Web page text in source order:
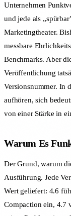
Unternehmen
und jede als
Marketingtheater.
messbare
Benchmarks. Aber
Veröffentlichung
Versionsnummer. In
aufhören, sich
von einer Stärke in
Warum Es
Der Grund, warum
Ausführung. Jede
Wert geliefert: 4.6
Compaction ein, 4.7